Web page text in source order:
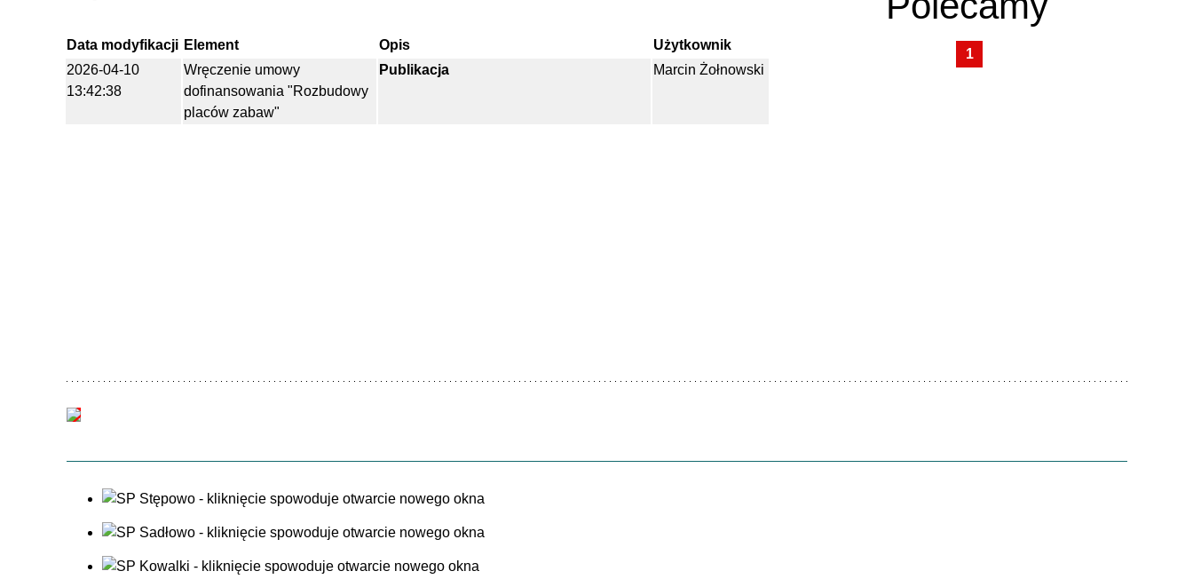
PRZETWARZANIU DANYCH
OSOBOWYCH
CYBERBEZPIECZEŃSTWO
POMOC SPOŁECZNA
INTERNET DLA KAŻDEGO
Data modyfikacji Element Opis
Użytkownik
2026-04-10
13:42:38
Wręczenie umowy
dofinansowania "Rozbudowy
placów zabaw"
Publikacja Marcin Żołnowski
1